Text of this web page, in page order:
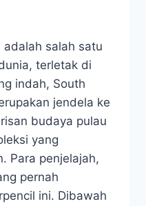
adalah salah satu
terletak di
indah, South
jendela ke
budaya pulau
yang
Para penjelajah,
pernah
ini. Dibawah